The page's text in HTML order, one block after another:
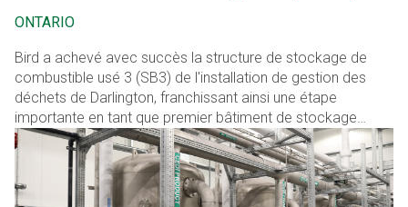
ONTARIO
Bird a achevé avec succès la structure de stockage de
combustible usé 3 (SB3) de l'installation de gestion des
déchets de Darlington, franchissant ainsi une étape
importante en tant que premier bâtiment de stockage
nucléaire d'OPG construit selon les normes ISO 9001. Cette
transition des anciennes normes N299 pour le stockage du
combustible usé a permis de réaliser des économies
notables en termes de coûts et de délais, sans